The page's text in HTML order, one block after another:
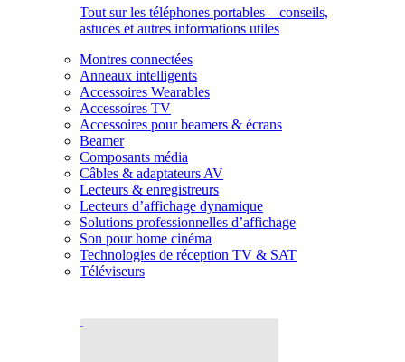
Tout sur les téléphones portables – conseils,
astuces et autres informations utiles
Montres connectées
Anneaux intelligents
Accessoires Wearables
Accessoires TV
Accessoires pour beamers & écrans
Beamer
Composants média
Câbles & adaptateurs AV
Lecteurs & enregistreurs
Lecteurs d’affichage dynamique
Solutions professionnelles d’affichage
Son pour home cinéma
Technologies de réception TV & SAT
Téléviseurs